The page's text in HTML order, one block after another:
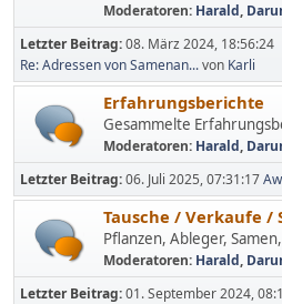
Moderatoren: Harald,
Letzter Beitrag:08. März 2024, 18:56:24
Re: Adressen von Samenan...von Karli
Erfahrungsberichte
Gesammelte
Moderatoren: Harald,
Letzter Beitrag:06. Juli 2025, 07:31:17
Tausche / Verkaufe /
Pflanzen, Ableger,
Moderatoren: Harald,
Letzter Beitrag:01. September 2024,